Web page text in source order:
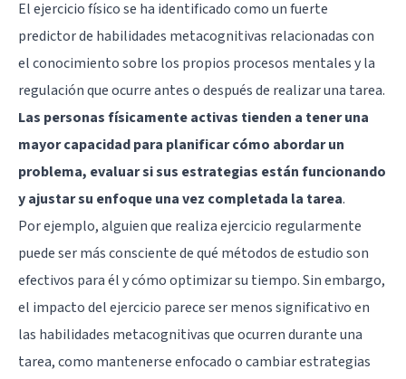
El ejercicio físico se ha identificado como un fuerte
predictor de habilidades metacognitivas relacionadas con
el conocimiento sobre los propios procesos mentales y la
regulación que ocurre antes o después de realizar una tarea.
Las personas físicamente activas tienden a tener una
mayor capacidad para planificar cómo abordar un
problema, evaluar si sus estrategias están funcionando
y ajustar su enfoque una vez completada la tarea.
Por ejemplo, alguien que realiza ejercicio regularmente
puede ser más consciente de qué métodos de estudio son
efectivos para él y cómo optimizar su tiempo. Sin embargo,
el impacto del ejercicio parece ser menos significativo en
las habilidades metacognitivas que ocurren durante una
tarea, como mantenerse enfocado o cambiar estrategias